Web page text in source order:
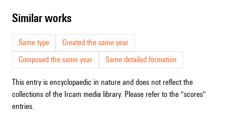
similar works
Same type
Created the same year
Composed the same year
Same detailed formation
This entry is encyclopaedic in nature and does not reflect the
collections of the Ircam media library. Please refer to the "scores"
entries.